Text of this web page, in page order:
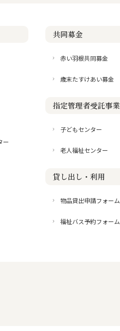
ー
共同募金
赤い羽根共同募金
歳末たすけあい募金
指定管理者受託事業
子どもセンター
老人福祉センター
貸し出し・利用
物品貸出申請フォーム
福祉バス予約フォーム